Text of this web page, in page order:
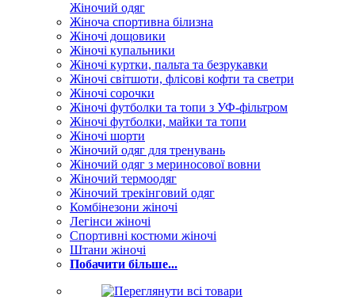
Жіночий одяг
Жіноча спортивна білизна
Жіночі дощовики
Жіночі купальники
Жіночі куртки, пальта та безрукавки
Жіночі світшоти, флісові кофти та светри
Жіночі сорочки
Жіночі футболки та топи з УФ-фільтром
Жіночі футболки, майки та топи
Жіночі шорти
Жіночий одяг для тренувань
Жіночий одяг з мериносової вовни
Жіночий термоодяг
Жіночий трекінговий одяг
Комбінезони жіночі
Легінси жіночі
Спортивні костюми жіночі
Штани жіночі
Побачити більше...